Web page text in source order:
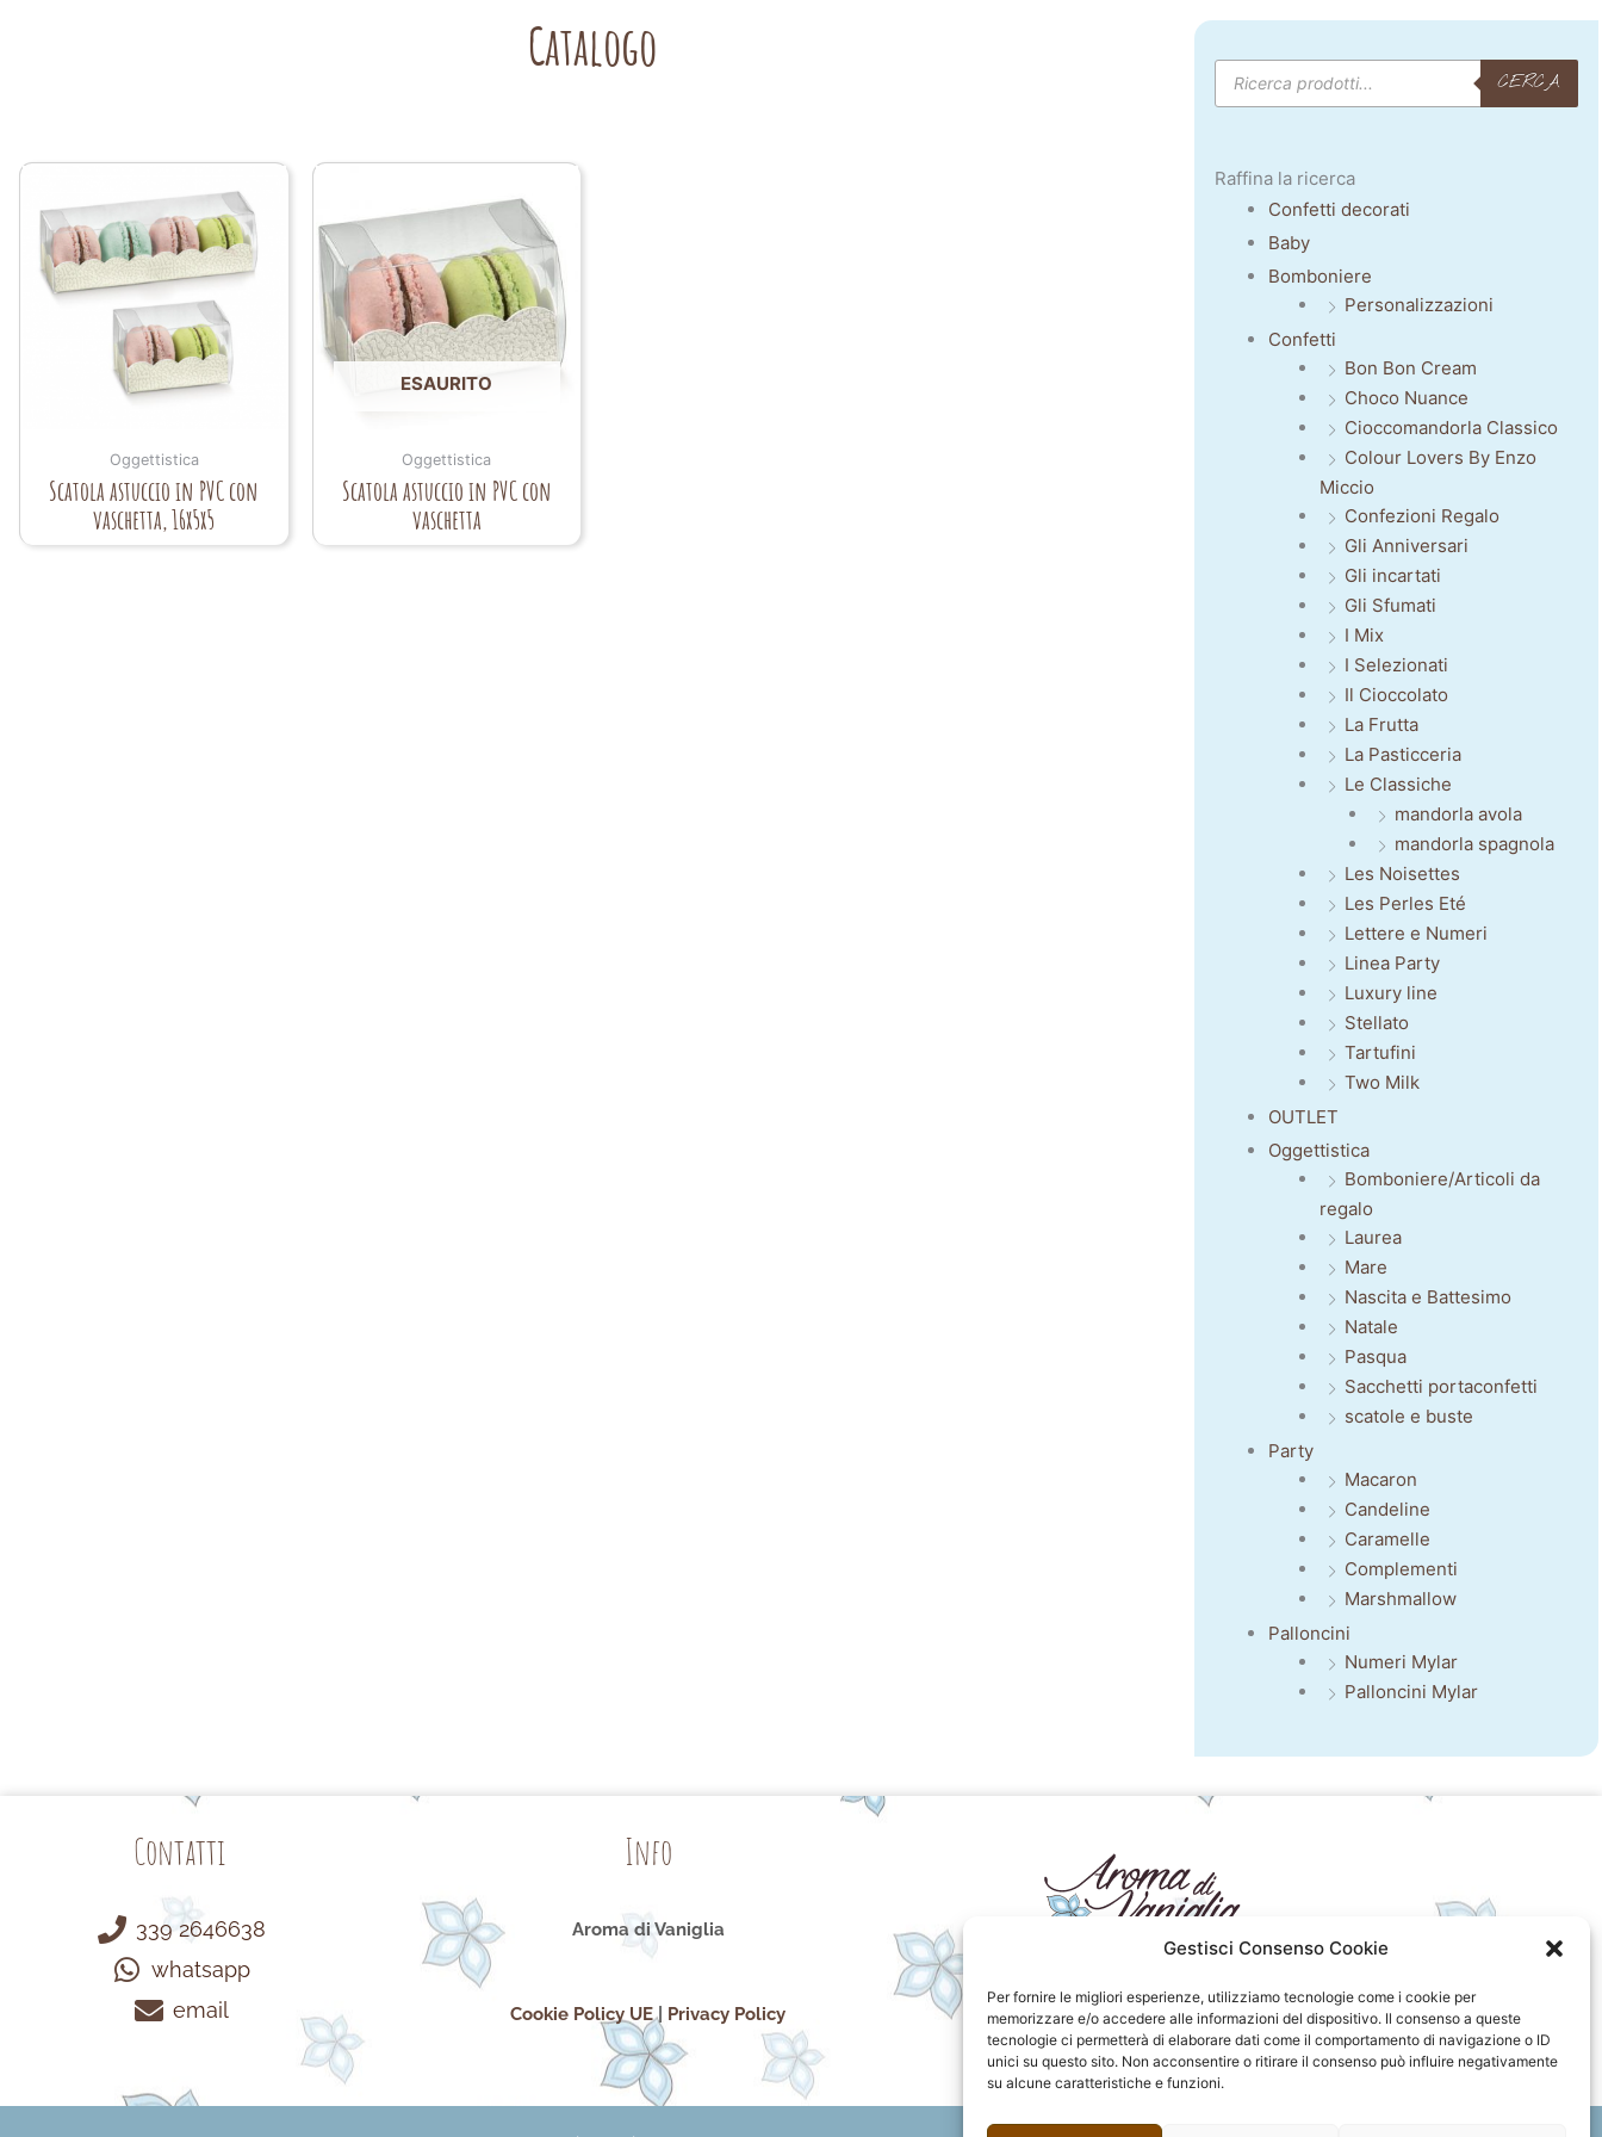
Gestisci Consenso Cookie
Per fornire le migliori esperienze, utilizziamo tecnologie come i cookie per
memorizzare e/o accedere alle informazioni del dispositivo. Il consenso a queste
tecnologie ci permetterà di elaborare dati come il comportamento di navigazione o ID
unici su questo sito. Non acconsentire o ritirare il consenso può influire negativamente
su alcune caratteristiche e funzioni.
Catalogo
Oggettistica
Scatola astuccio in PVC con
vaschetta, 16x5x5
ESAURITO
Oggettistica
Scatola astuccio in PVC con
vaschetta
Products
search CERCA
Raffina la ricerca
Confetti decorati
Baby
Bomboniere
Personalizzazioni
Confetti
Bon Bon Cream
Choco Nuance
Cioccomandorla Classico
Colour Lovers By Enzo
Miccio
Confezioni Regalo
Gli Anniversari
Gli incartati
Gli Sfumati
I Mix
I Selezionati
Il Cioccolato
La Frutta
La Pasticceria
Le Classiche
mandorla avola
mandorla spagnola
Les Noisettes
Les Perles Eté
Lettere e Numeri
Linea Party
Luxury line
Stellato
Tartufini
Two Milk
OUTLET
Oggettistica
Bomboniere/Articoli da
regalo
Laurea
Mare
Nascita e Battesimo
Natale
Pasqua
Sacchetti portaconfetti
scatole e buste
Party
Macaron
Candeline
Caramelle
Complementi
Marshmallow
Palloncini
Numeri Mylar
Palloncini Mylar
Contatti
339 2646638
whatsapp
email
Info
Aroma di Vaniglia
Cookie Policy UE| Privacy Policy
F
a
c
e
I
n
s
t
P
i
n
t
F
l
i
c